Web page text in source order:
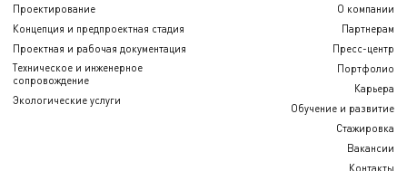
Проектирование
Концепция и предпроектная стадия
Проектная и рабочая документация
Техническое и инженерное
сопровождение
Экологические услуги
О компании
Партнерам
Пресс-центр
Портфолио
Карьера
Обучение и развитие
Стажировка
Вакансии
Контакты